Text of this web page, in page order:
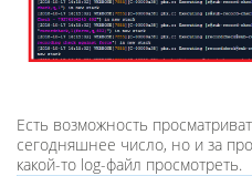
Есть возможность
сегодняшнее число, но и за
какой-то log-файл просмотреть.